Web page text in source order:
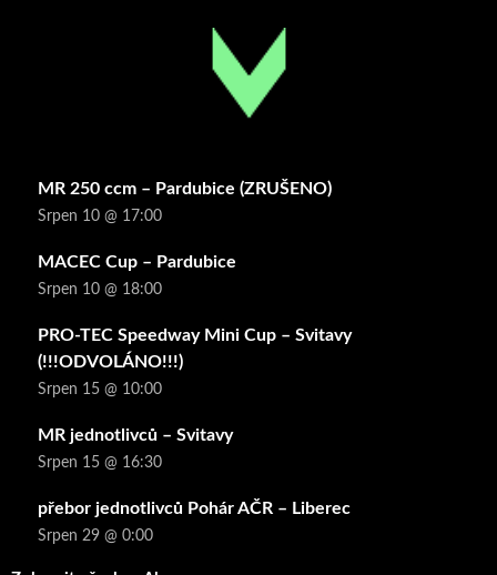
MR 250 ccm – Pardubice (ZRUŠENO)
Srpen 10 @ 17:00
MACEC Cup – Pardubice
Srpen 10 @ 18:00
PRO-TEC Speedway Mini Cup – Svitavy
(!!!ODVOLÁNO!!!)
Srpen 15 @ 10:00
MR jednotlivců – Svitavy
Srpen 15 @ 16:30
přebor jednotlivců Pohár AČR – Liberec
Srpen 29 @ 0:00